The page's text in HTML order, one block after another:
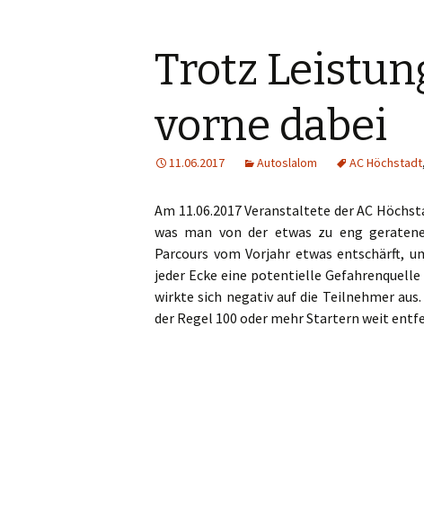
Trotz
vorne dabei
11.06.2017 Autoslalom AC Höchstadt,
Am 11.06.2017 Veranstaltete der AC
was man von der etwas zu eng
Parcours vom Vorjahr etwas entschärft,
jeder Ecke eine potentielle Gefahrenquelle
wirkte sich negativ auf die Teilnehmer
der Regel 100 oder mehr Startern weit